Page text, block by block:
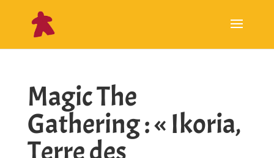
Magic The
Gathering : « Ikoria,